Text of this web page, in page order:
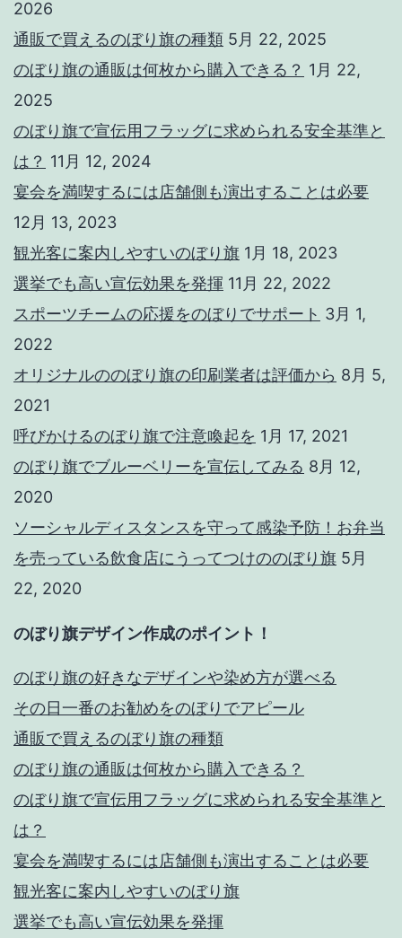
2026
通販で買えるのぼり旗の種類 5月 22, 2025
のぼり旗の通販は何枚から購入できる？ 1月 22,
2025
のぼり旗で宣伝用フラッグに求められる安全基準と
は？ 11月 12, 2024
宴会を満喫するには店舗側も演出することは必要
12月 13, 2023
観光客に案内しやすいのぼり旗 1月 18, 2023
選挙でも高い宣伝効果を発揮 11月 22, 2022
スポーツチームの応援をのぼりでサポート 3月 1,
2022
オリジナルののぼり旗の印刷業者は評価から 8月 5,
2021
呼びかけるのぼり旗で注意喚起を 1月 17, 2021
のぼり旗でブルーベリーを宣伝してみる 8月 12,
2020
ソーシャルディスタンスを守って感染予防！お弁当
を売っている飲食店にうってつけののぼり旗 5月
22, 2020
のぼり旗デザイン作成のポイント！
のぼり旗の好きなデザインや染め方が選べる
その日一番のお勧めをのぼりでアピール
通販で買えるのぼり旗の種類
のぼり旗の通販は何枚から購入できる？
のぼり旗で宣伝用フラッグに求められる安全基準と
は？
宴会を満喫するには店舗側も演出することは必要
観光客に案内しやすいのぼり旗
選挙でも高い宣伝効果を発揮